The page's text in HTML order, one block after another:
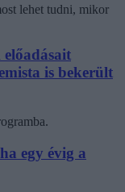
lehet tudni, mikor
is bekerült
egy évig a